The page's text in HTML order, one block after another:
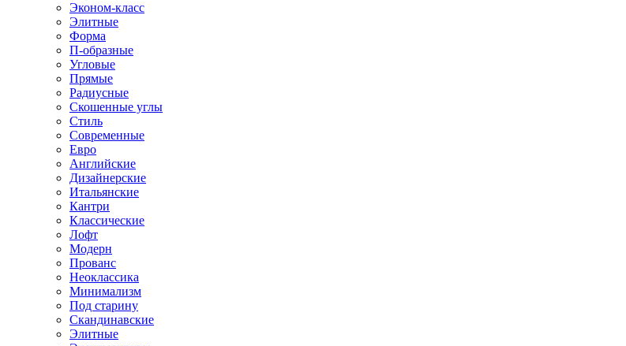
Эконом-класс
Элитные
Форма
П-образные
Угловые
Прямые
Радиусные
Скошенные углы
Стиль
Современные
Евро
Английские
Дизайнерские
Итальянские
Кантри
Классические
Лофт
Модерн
Прованс
Неоклассика
Минимализм
Под старину
Скандинавские
Элитные